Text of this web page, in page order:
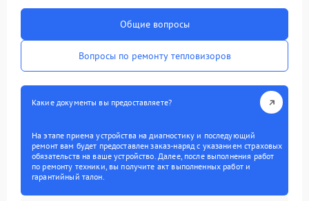
Общие вопросы
Вопросы по ремонту тепловизоров
Какие документы вы предоставляете?
На этапе приема устройства на диагностику и последующий
ремонт вам будет предоставлен заказ-наряд с указанием страховых
обязательств на ваше устройство. Далее, после выполнения работ
по ремонту техники, вы получите акт выполненных работ и
гарантийный талон.